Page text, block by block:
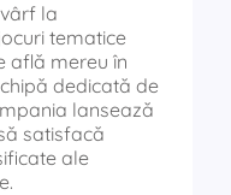
la
tematice
află mereu în
dedicată de
lansează
satisfacă
ale